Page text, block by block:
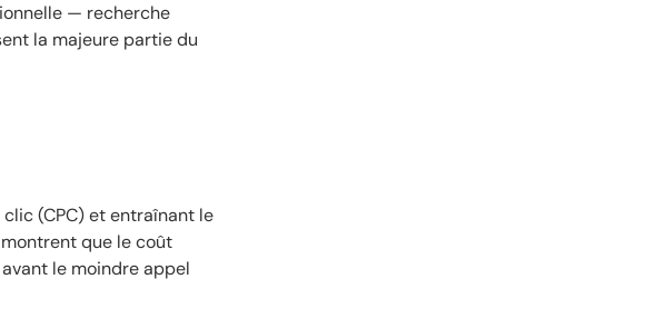
— recherche
la majeure partie du
(CPC) et entraînant le
que le coût
le moindre appel